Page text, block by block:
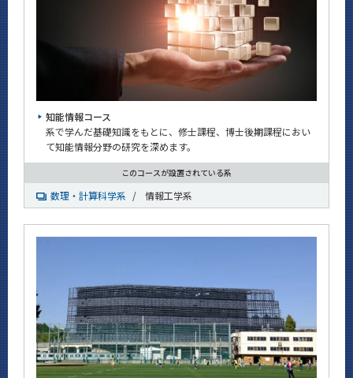
知能情報コース
系で学んだ基礎知識をもとに、修士課程、博士後期課程におい
て知能情報分野の研究を深めます。
このコースが設置されている系
数理・計算科学系 / 情報工学系